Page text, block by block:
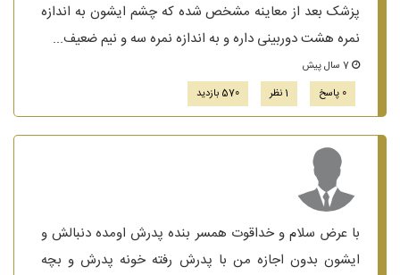
پزشک بعد از معاینه مشخص شده که چشم ایشون به اندازه
نمره هشت دوربینی داره و به اندازه نمره سه و نیم ضعیف...
0 پاسخ
1 نظر 570 بازدید
با عرض سلام و خداقوت همسر بنده پدرش اومده دنبالش و
ایشون بدون اجازه من با پدرش رفته خونه پدرش و بچه